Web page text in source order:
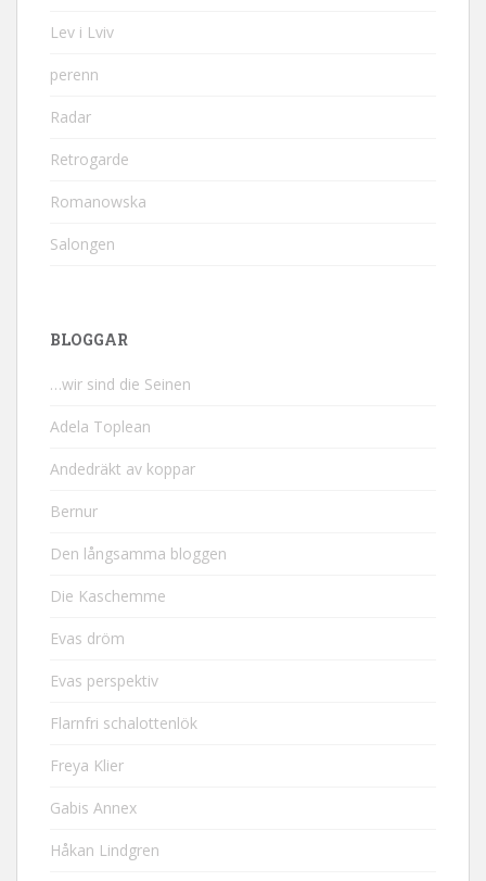
Lev i Lviv
perenn
Radar
Retrogarde
Romanowska
Salongen
BLOGGAR
…wir sind die Seinen
Adela Toplean
Andedräkt av koppar
Bernur
Den långsamma bloggen
Die Kaschemme
Evas dröm
Evas perspektiv
Flarnfri schalottenlök
Freya Klier
Gabis Annex
Håkan Lindgren